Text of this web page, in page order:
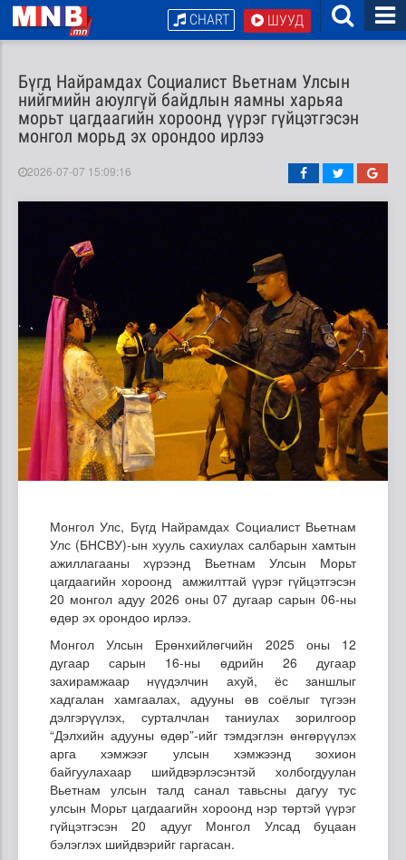
ШУУД
CHART
Бүгд Найрамдах Социалист Вьетнам Улсын
нийгмийн аюулгүй байдлын яамны харьяа
морьт цагдаагийн хороонд үүрэг гүйцэтгэсэн
монгол морьд эх орондоо ирлээ
2026-07-07 15:09:16
Монгол Улс, Бүгд Найрамдах Социалист Вьетнам
Улс (БНСВУ)-ын хууль сахиулах салбарын хамтын
ажиллагааны хүрээнд Вьетнам Улсын Морьт
цагдаагийн хороонд амжилттай үүрэг гүйцэтгэсэн
20 монгол адуу 2026 оны 07 дугаар сарын 06-ны
өдөр эх орондоо ирлээ.
Монгол Улсын Ерөнхийлөгчийн 2025 оны 12
дугаар сарын 16-ны өдрийн 26 дугаар
захирамжаар нүүдэлчин ахуй, ёс заншлыг
хадгалан хамгаалах, адууны өв соёлыг түгээн
дэлгэрүүлэх, сурталчлан таниулах зорилгоор
“Дэлхийн адууны өдөр”-ийг тэмдэглэн өнгөрүүлэх
арга хэмжээг улсын хэмжээнд зохион
байгуулахаар шийдвэрлэсэнтэй холбогдуулан
Вьетнам улсын талд санал тавьсны дагуу тус
улсын Морьт цагдаагийн хороонд нэр төртэй үүрэг
гүйцэтгэсэн 20 адууг Монгол Улсад буцаан
бэлэглэх шийдвэрийг гаргасан.